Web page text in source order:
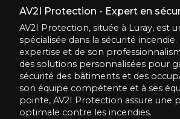
AV2I Protection - Expert en
AV2I Protection, située à Luray, est
spécialisée dans la sécurité
expertise et de son
des solutions personnalisées pour
sécurité des bâtiments et des
son équipe compétente et à ses
pointe, AV2I Protection assure une
optimale contre les incendies.